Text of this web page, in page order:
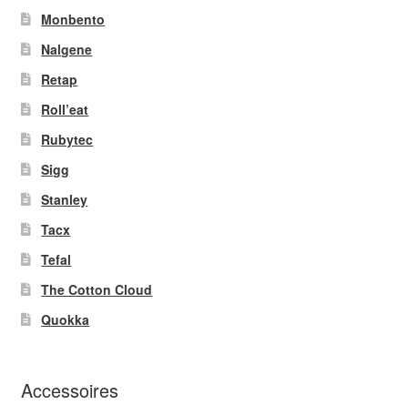
Monbento
Nalgene
Retap
Roll’eat
Rubytec
Sigg
Stanley
Tacx
Tefal
The Cotton Cloud
Quokka
Accessoires